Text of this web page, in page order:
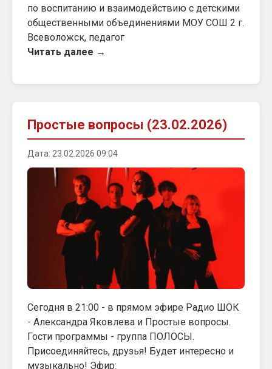
по воспитанию и взаимодействию с детскими
общественными объединениями МОУ СОШ 2 г.
Всеволожск, педагог
Читать далее →
Простые вопросы (23.02.2026)
Дата: 23.02.2026 09:04
Сегодня в 21:00 - в прямом эфире Радио ШОК
- Александра Яковлева и Простые вопросы.
Гости программы - группа ПОЛОСЫ.
Присоединяйтесь, друзья! Будет интересно и
музыкально! Эфир: